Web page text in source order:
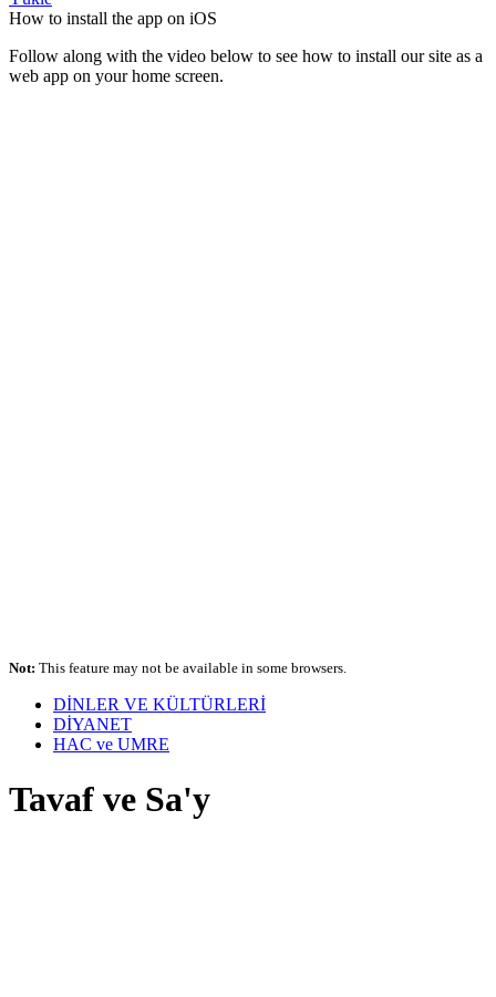
How to install the app on iOS
Follow along with the video below to see how to install our site as a
web app on your home screen.
Not: This feature may not be available in some browsers.
DİNLER VE KÜLTÜRLERİ
DİYANET
HAC ve UMRE
Tavaf ve Sa'y